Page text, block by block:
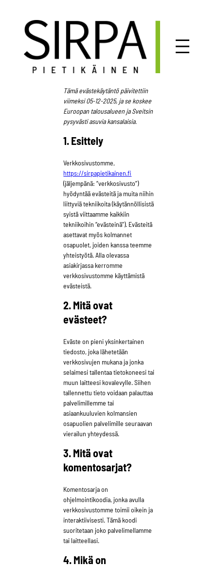
sisältöön
Tämä evästekäytäntö päivitettiin
viimeksi 05-12-2025, ja se koskee
Euroopan talousalueen ja Sveitsin
pysyvästi asuvia kansalaisia.
1. Esittely
Verkkosivustomme,
https://sirpapietikainen.fi
(jäljempänä: “verkkosivusto”)
hyödyntää evästeitä ja muita niihin
liittyviä tekniikoita (käytännöllisistä
syistä viittaamme kaikkiin
tekniikoihin “evästeinä”). Evästeitä
asettavat myös kolmannet
osapuolet, joiden kanssa teemme
yhteistyötä. Alla olevassa
asiakirjassa kerromme
verkkosivustomme käyttämistä
evästeistä.
2. Mitä ovat
evästeet?
Eväste on pieni yksinkertainen
tiedosto, joka lähetetään
verkkosivujen mukana ja jonka
selaimesi tallentaa tietokoneesi tai
muun laitteesi kovalevylle. Siihen
tallennettu tieto voidaan palauttaa
palvelimillemme tai
asiaankuuluvien kolmansien
osapuolien palvelimille seuraavan
vierailun yhteydessä.
3. Mitä ovat
komentosarjat?
Komentosarja on
ohjelmointikoodia, jonka avulla
verkkosivustomme toimii oikein ja
interaktiivisesti. Tämä koodi
suoritetaan joko palvelimellamme
tai laitteellasi.
4. Mikä on